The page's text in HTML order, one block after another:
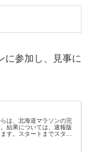
に参加し、見事に
は、北海道マラソンの完
結果については、速報版
す。スタートまでスター